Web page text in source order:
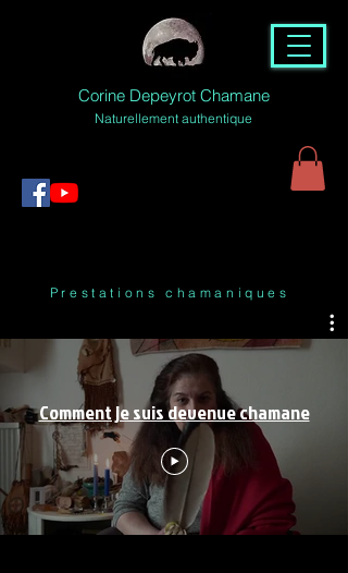
Corine Depeyrot Chamane
Naturellement authentique
Prestations chamaniques
Comment je suis devenue chamane